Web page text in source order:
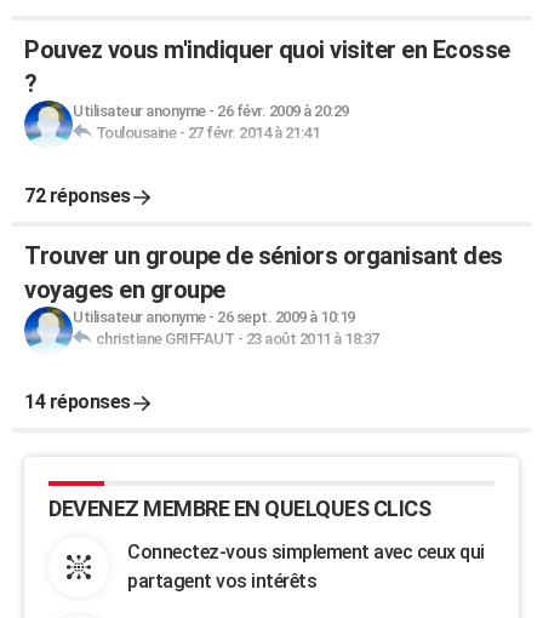
Pouvez vous m'indiquer quoi visiter en Ecosse
?
Utilisateur anonyme- 26 févr. 2009 à 20:29
Toulousaine- 27 févr. 2014 à 21:41
72 réponses
Trouver un groupe de séniors organisant des
voyages en groupe
Utilisateur anonyme- 26 sept. 2009 à 10:19
christiane GRIFFAUT - 23 août 2011 à 18:37
14 réponses
DEVENEZ MEMBRE EN QUELQUES CLICS
Connectez-vous simplement avec ceux qui
partagent vos intérêts